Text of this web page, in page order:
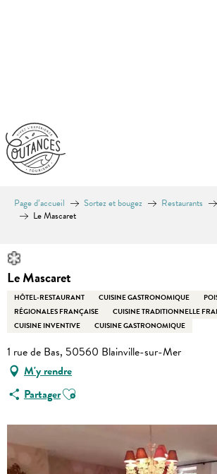
Page d’accueil Sortez et bougez Restaurants
Le Mascaret
Le Mascaret
HÔTEL-RESTAURANT CUISINE GASTRONOMIQUE
RÉGIONALES FRANÇAISE
CUISINE TRADITIONNELLE
CUISINE INVENTIVE
CUISINE GASTRONOMIQUE
1 rue de Bas, 50560 Blainville-sur-Mer
M'y rendre
PartagerAjouter aux favoris